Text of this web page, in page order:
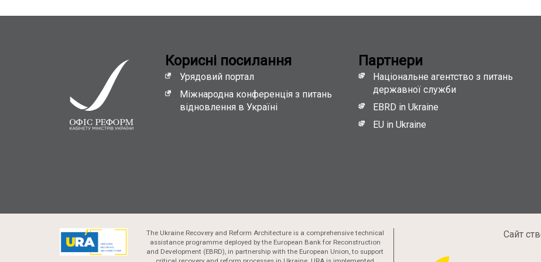
Кориснi посилання
Урядовий портал
Міжнародна конференція з питань
відновлення в Україні
Партнери
Національне агентство з питань
державної служби
EBRD in Ukraine
EU in Ukraine
The Ukraine Recovery and Reform Architecture is a comprehensive technical
assistance programme deployed by the European Bank for Reconstruction
and Development (EBRD), in partnership with the European Union, to support
Сайт